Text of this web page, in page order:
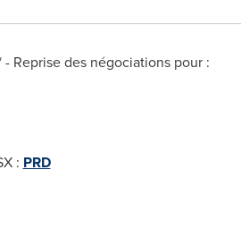
Reprise des négociations pour :
: PRD